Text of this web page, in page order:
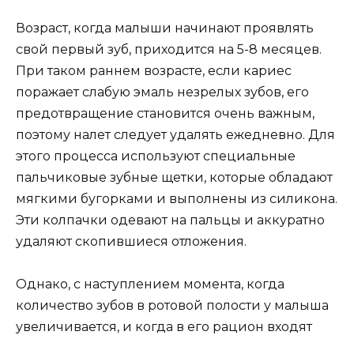
Возраст, когда малыши начинают проявлять
свой первый зуб, приходится на 5-8 месяцев.
При таком раннем возрасте, если кариес
поражает слабую эмаль незрелых зубов, его
предотвращение становится очень важным,
поэтому налет следует удалять ежедневно. Для
этого процесса используют специальные
пальчиковые зубные щетки, которые обладают
мягкими бугорками и выполнены из силикона.
Эти колпачки одевают на пальцы и аккуратно
удаляют скопившиеся отложения.
Однако, с наступлением момента, когда
количество зубов в ротовой полости у малыша
увеличивается, и когда в его рацион входят